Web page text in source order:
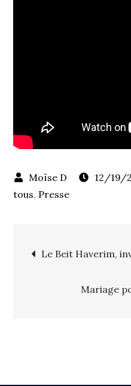
12/19/
tous, Presse
Le Beit Haverim,
Mariage